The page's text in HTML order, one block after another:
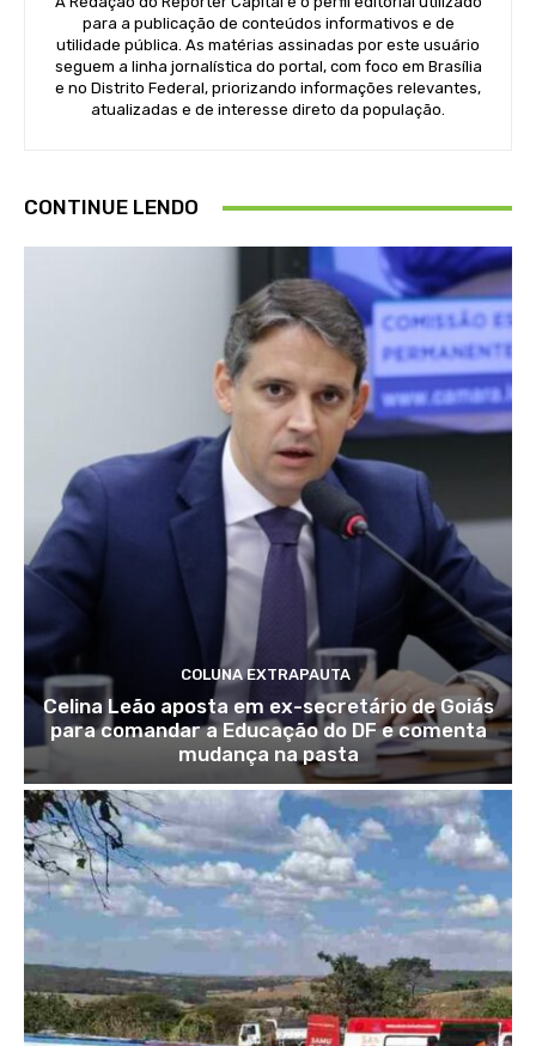
para a publicação de conteúdos informativos e de
utilidade pública. As matérias assinadas por este usuário
seguem a linha jornalística do portal, com foco em Brasília
e no Distrito Federal, priorizando informações relevantes,
atualizadas e de interesse direto da população.
CONTINUE LENDO
COLUNA EXTRAPAUTA
Celina Leão aposta em ex-secretário de Goiás
para comandar a Educação do DF e comenta
mudança na pasta